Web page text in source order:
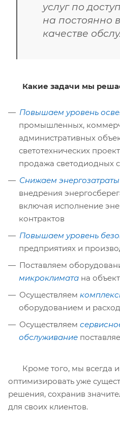
услуг по
на постоянно
качестве
Какие задачи мы
Повышаем уровень
промышленных,
административных
светотехнических
продажа светодиодных
Снижаем энергозатраты
внедрения
включая исполнение
контрактов
Повышаем уровень
предприятиях и
Поставляем
микроклимата на
Осуществляем
оборудованием и
Осуществляем
обслуживание
Кроме того, мы всегда
оптимизировать уже
решения, сохранив
для своих клиентов.